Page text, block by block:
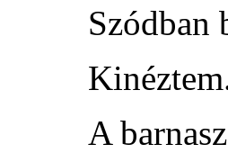
Szódban
A